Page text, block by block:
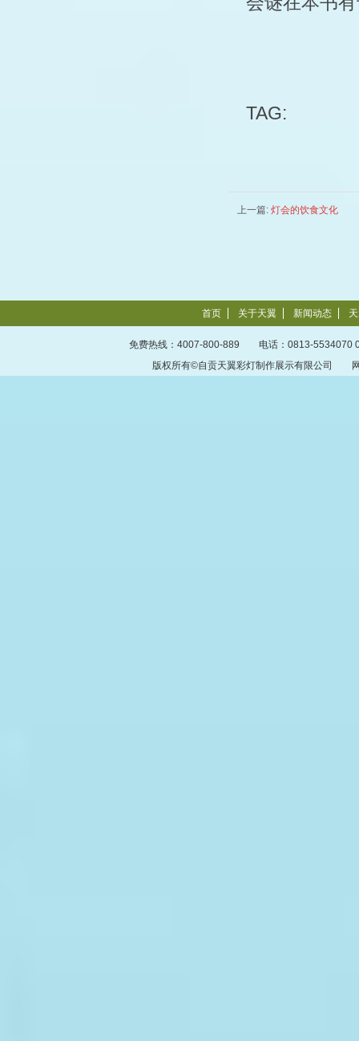
TAG:
上一篇:灯会的饮食文化
首页 关于天翼 新闻动态
免费热线：4007-800-889 电话：0813-
版权所有©自贡天翼彩灯制作展示有限公司